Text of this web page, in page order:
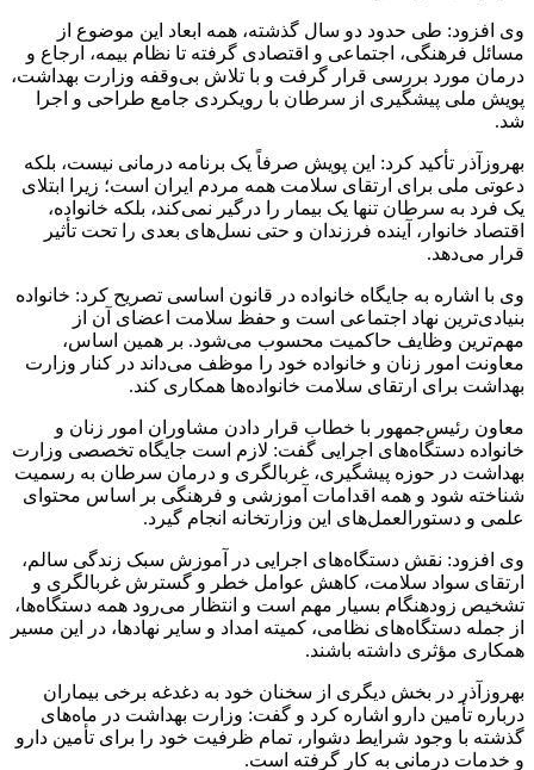
وی افزود: طی حدود دو سال گذشته، همه ابعاد این موضوع از
مسائل فرهنگی، اجتماعی و اقتصادی گرفته تا نظام بیمه، ارجاع و
درمان مورد بررسی قرار گرفت و با تلاش بی‌وقفه وزارت بهداشت،
پویش ملی پیشگیری از سرطان با رویکردی جامع طراحی و اجرا
شد.
بهروزآذر تأکید کرد: این پویش صرفاً یک برنامه درمانی نیست، بلکه
دعوتی ملی برای ارتقای سلامت همه مردم ایران است؛ زیرا ابتلای
یک فرد به سرطان تنها یک بیمار را درگیر نمی‌کند، بلکه خانواده،
اقتصاد خانوار، آینده فرزندان و حتی نسل‌های بعدی را تحت تأثیر
قرار می‌دهد.
وی با اشاره به جایگاه خانواده در قانون اساسی تصریح کرد: خانواده
بنیادی‌ترین نهاد اجتماعی است و حفظ سلامت اعضای آن از
مهم‌ترین وظایف حاکمیت محسوب می‌شود. بر همین اساس،
معاونت امور زنان و خانواده خود را موظف می‌داند در کنار وزارت
بهداشت برای ارتقای سلامت خانواده‌ها همکاری کند.
معاون رئیس‌جمهور با خطاب قرار دادن مشاوران امور زنان و
خانواده دستگاه‌های اجرایی گفت: لازم است جایگاه تخصصی وزارت
بهداشت در حوزه پیشگیری، غربالگری و درمان سرطان به رسمیت
شناخته شود و همه اقدامات آموزشی و فرهنگی بر اساس محتوای
علمی و دستورالعمل‌های این وزارتخانه انجام گیرد.
وی افزود: نقش دستگاه‌های اجرایی در آموزش سبک زندگی سالم،
ارتقای سواد سلامت، کاهش عوامل خطر و گسترش غربالگری و
تشخیص زودهنگام بسیار مهم است و انتظار می‌رود همه دستگاه‌ها،
از جمله دستگاه‌های نظامی، کمیته امداد و سایر نهادها، در این مسیر
همکاری مؤثری داشته باشند.
بهروزآذر در بخش دیگری از سخنان خود به دغدغه برخی بیماران
درباره تأمین دارو اشاره کرد و گفت: وزارت بهداشت در ماه‌های
گذشته با وجود شرایط دشوار، تمام ظرفیت خود را برای تأمین دارو
و خدمات درمانی به کار گرفته است.